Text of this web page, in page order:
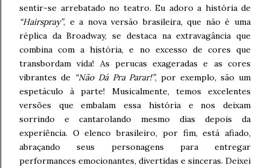
sentir-se arrebatado no teatro. Eu adoro a história de
“Hairspray”, e a nova versão brasileira, que não é uma
réplica da Broadway, se destaca na extravagância que
combina com a história, e no excesso de cores que
transbordam vida! As perucas exageradas e as cores
vibrantes de “Não Dá Pra Parar!”, por exemplo, são um
espetáculo à parte! Musicalmente, temos excelentes
versões que embalam essa história e nos deixam
sorrindo e cantarolando mesmo dias depois da
experiência. O elenco brasileiro, por fim, está afiado,
abraçando seus personagens para entregar
performances emocionantes, divertidas e sinceras. Deixei